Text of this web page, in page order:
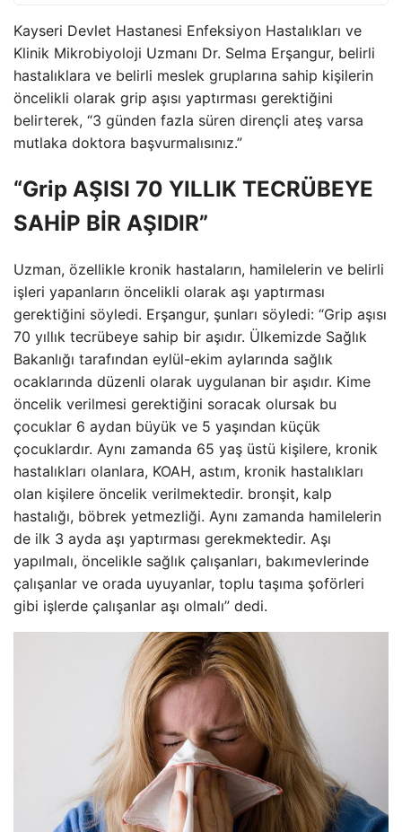
Kayseri Devlet Hastanesi Enfeksiyon Hastalıkları ve
Klinik Mikrobiyoloji Uzmanı Dr. Selma Erşangur, belirli
hastalıklara ve belirli meslek gruplarına sahip kişilerin
öncelikli olarak grip aşısı yaptırması gerektiğini
belirterek, “3 günden fazla süren dirençli ateş varsa
mutlaka doktora başvurmalısınız.”
“Grip AŞISI 70 YILLIK TECRÜBEYE
SAHİP BİR AŞIDIR”
Uzman, özellikle kronik hastaların, hamilelerin ve belirli
işleri yapanların öncelikli olarak aşı yaptırması
gerektiğini söyledi. Erşangur, şunları söyledi: “Grip aşısı
70 yıllık tecrübeye sahip bir aşıdır. Ülkemizde Sağlık
Bakanlığı tarafından eylül-ekim aylarında sağlık
ocaklarında düzenli olarak uygulanan bir aşıdır. Kime
öncelik verilmesi gerektiğini soracak olursak bu
çocuklar 6 aydan büyük ve 5 yaşından küçük
çocuklardır. Aynı zamanda 65 yaş üstü kişilere, kronik
hastalıkları olanlara, KOAH, astım, kronik hastalıkları
olan kişilere öncelik verilmektedir. bronşit, kalp
hastalığı, böbrek yetmezliği. Aynı zamanda hamilelerin
de ilk 3 ayda aşı yaptırması gerekmektedir. Aşı
yapılmalı, öncelikle sağlık çalışanları, bakımevlerinde
çalışanlar ve orada uyuyanlar, toplu taşıma şoförleri
gibi işlerde çalışanlar aşı olmalı” dedi.